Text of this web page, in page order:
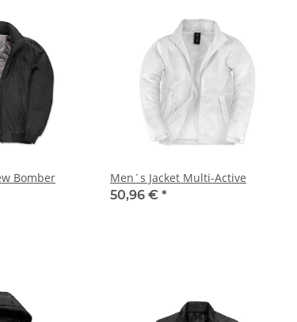
Bomber
Men´s Jacket Multi-Active
50,96 € *